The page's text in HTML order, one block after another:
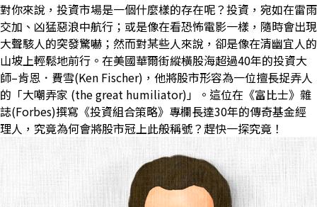
對你來說，投資市場是一個什麼樣的存在呢？投資，宛如在雷雨
交加、凶猛惡浪中航行；或是像在看恐怖電影一樣，隨時會出現
大聲駭人的突發驚嚇；然而對某些人來說，卻是像在清幽宜人的
山坡上輕鬆地前行。在美國華爾街縱橫股海超過40年的投資大
師–肯恩．費雪(Ken Fischer)，他將股市形容為一位擅長捉弄人
的「大嘲弄家 (the great humiliator)」。這位在《富比士》雜
誌(Forbes)撰寫 《投資組合策略》 專欄長達30年的傳奇基金經
理人，究竟為何會將股市冠上此般稱號？趕快一探究竟！